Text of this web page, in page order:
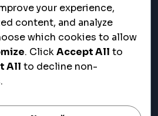
your experience,
content, and analyze
which cookies to allow
. ClickAccept All to
All to decline non-